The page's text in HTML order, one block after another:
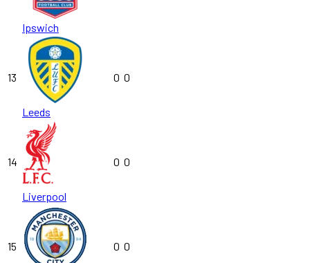
Ipswich
13
Leeds
0 0
14
Liverpool
0 0
15 0 0